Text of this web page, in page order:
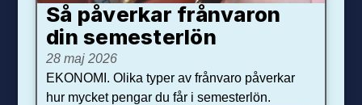
Så påverkar från­varon
din semester­lön
28 maj 2026
EKONOMI. Olika typer av frånvaro påverkar
hur mycket pengar du får i semesterlön.